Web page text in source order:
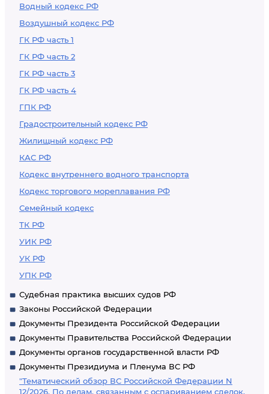
Водный кодекс РФ
Воздушный кодекс РФ
ГК РФ часть 1
ГК РФ часть 2
ГК РФ часть 3
ГК РФ часть 4
ГПК РФ
Градостроительный кодекс РФ
Жилищный кодекс РФ
КАС РФ
Кодекс внутреннего водного транспорта
Кодекс торгового мореплавания РФ
Семейный кодекс
ТК РФ
УИК РФ
УК РФ
УПК РФ
Судебная практика высших судов РФ
Законы Российской Федерации
Документы Президента Российской Федерации
Документы Правительства Российской Федерации
Документы органов государственной власти РФ
Документы Президиума и Пленума ВС РФ
"Тематический обзор ВС Российской Федерации N
12/2026. По делам, связанным с оспариванием сделок,